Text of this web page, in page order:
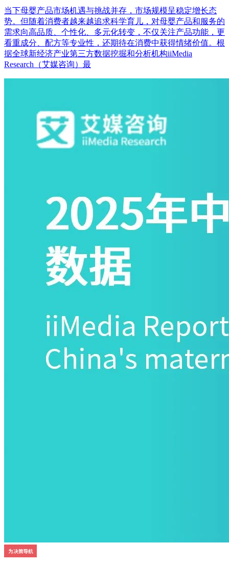
当下母婴产品市场机遇与挑战并存，市场规模呈稳定增长态
势。但随着消费者越来越追求科学育儿，对母婴产品和服务的
需求向高品质、个性化、多元化转变，不仅关注产品功能，更
看重成分、配方等专业性，还期待在消费中获得情绪价值。根
据全球新经济产业第三方数据挖掘和分析机构iiMedia
Research（艾媒咨询）最